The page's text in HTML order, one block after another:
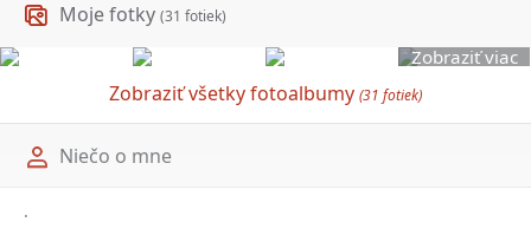
Moje fotky(31 fotiek)
Zobraziť viac
Zobraziť všetky fotoalbumy (31 fotiek)
Niečo o mne
.